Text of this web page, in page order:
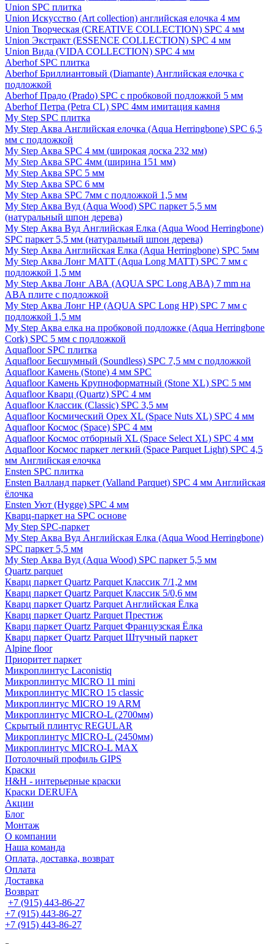
Union SPC плитка
Union Искусство (Art collection) английская елочка 4 мм
Union Творческая (CREATIVE COLLECTION) SPC 4 мм
Union Экстракт (ESSENCE COLLECTION) SPC 4 мм
Union Вида (VIDA COLLECTION) SPC 4 мм
Aberhof SPC плитка
Aberhof Бриллиантовый (Diamante) Английская елочка с
подложкой
Aberhof Прадо (Prado) SPC с пробковой подложкой 5 мм
Aberhof Петра (Petra CL) SPC 4мм имитация камня
My Step SPC плитка
My Step Аква Английская елочка (Aqua Herringbone) SPC 6,5
мм с подложкой
My Step Аква SPC 4 мм (широкая доска 232 мм)
My Step Аква SPC 4мм (ширина 151 мм)
My Step Аква SPC 5 мм
My Step Аква SPC 6 мм
My Step Аква SPC 7мм c подложкой 1,5 мм
My Step Аква Вуд (Aqua Wood) SPC паркет 5,5 мм
(натуральный шпон дерева)
My Step Аква Вуд Английская Елка (Aqua Wood Herringbone)
SPC паркет 5,5 мм (натуральный шпон дерева)
My Step Аква Английская Елка (Aqua Herringbone) SPC 5мм
My Step Аква Лонг MATT (Aqua Long MATT) SPC 7 мм с
подложкой 1,5 мм
My Step Аква Лонг АВА (AQUA SPC Long ABA) 7 mm на
ABA плите с подложкой
My Step Аква Лонг НР (AQUA SPC Long HP) SPC 7 мм с
подложкой 1,5 мм
My Step Аква елка на пробковой подложке (Aqua Herringbone
Cork) SPC 5 мм с подложкой
Aquafloor SPC плитка
Aquafloor Бесшумный (Soundless) SPC 7,5 мм с подложкой
Aquafloor Камень (Stone) 4 мм SPC
Aquafloor Камень Крупноформатный (Stone XL) SPC 5 мм
Aquafloor Кварц (Quartz) SPC 4 мм
Aquafloor Классик (Classic) SPC 3,5 мм
Aquafloor Космический Орех XL (Space Nuts XL) SPC 4 мм
Aquafloor Космос (Space) SPC 4 мм
Aquafloor Космос отборный XL (Space Select XL) SPC 4 мм
Aquafloor Космос паркет легкий (Space Parquet Light) SPC 4,5
мм Английская елочка
Ensten SPC плитка
Ensten Валланд паркет (Valland Parquet) SPC 4 мм Английская
ёлочка
Ensten Уют (Hygge) SPC 4 мм
Кварц-паркет на SPC основе
My Step SPC-паркет
My Step Аква Вуд Английская Елка (Aqua Wood Herringbone)
SPC паркет 5,5 мм
My Step Аква Вуд (Aqua Wood) SPC паркет 5,5 мм
Quartz parquet
Кварц паркет Quartz Parquet Классик 7/1,2 мм
Кварц паркет Quartz Parquet Классик 5/0,6 мм
Кварц паркет Quartz Parquet Английская Ёлка
Кварц паркет Quartz Parquet Престиж
Кварц паркет Quartz Parquet Французская Ёлка
Кварц паркет Quartz Parquet Штучный паркет
Alpine floor
Приоритет паркет
Микроплинтус Laconistiq
Микроплинтус MICRO 11 mini
Микроплинтус MICRO 15 classic
Микроплинтус MICRO 19 ARM
Микроплинтус MICRO-L (2700мм)
Скрытый плинтус REGULAR
Микроплинтус MICRO-L (2450мм)
Микроплинтус MICRO-L MAX
Потолочный профиль GIPS
Краски
H&H - интерьерные краски
Краски DERUFA
Акции
Блог
Монтаж
О компании
Наша команда
Оплата, доставка, возврат
Оплата
Доставка
Возврат
+7 (915) 443-86-27
+7 (915) 443-86-27
+7 (915) 443-86-27